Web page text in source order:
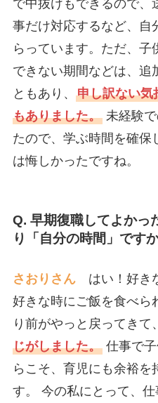
で中抜けもできるので、
事だけ対応するなど、自
らっています。ただ、子
できない期間などは、追
ともあり、 申し訳ない気
もありました。未経験で
たので、学ぶ時間を確保
は悔しかったですね。
Q. 早期復職してよかっ
り「自分の時間」です
さおりさん はい！好き
好きな時にご飯を食べ
り前がやっと戻ってきて、
じがしました。仕事で子
らこそ、育児にも余裕を
す。 今の私にとって、仕